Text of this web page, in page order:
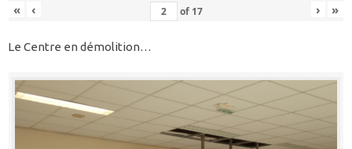
« ‹ of 17 › »
Le Centre en démolition…